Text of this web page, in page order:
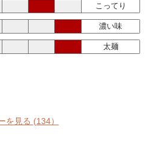
こってり
濃い味
太麺
を見る (134）